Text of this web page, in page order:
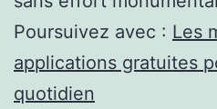
Poursuivez avec : Les
applications gratuites
quotidien